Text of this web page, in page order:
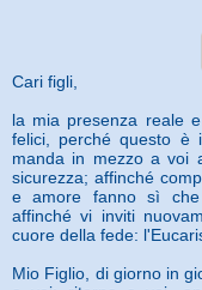
Cari figli,
la mia presenza reale
felici, perché questo è
manda in mezzo a voi
sicurezza; affinché
e amore fanno sì che
affinché vi inviti
cuore della fede:
Mio Figlio, di giorno in